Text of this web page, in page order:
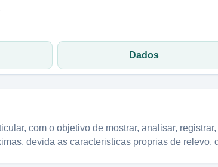
Dados
com o objetivo de mostrar, analisar,
devida as caracteristicas proprias de relevo,